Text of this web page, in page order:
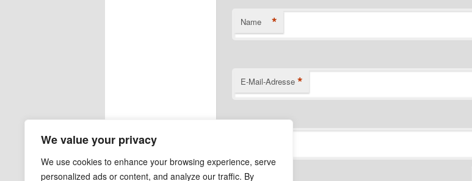
We value your privacy
We use cookies to enhance your browsing experience, serve
personalized ads or content, and analyze our traffic. By
Name *
E-Mail-Adresse *